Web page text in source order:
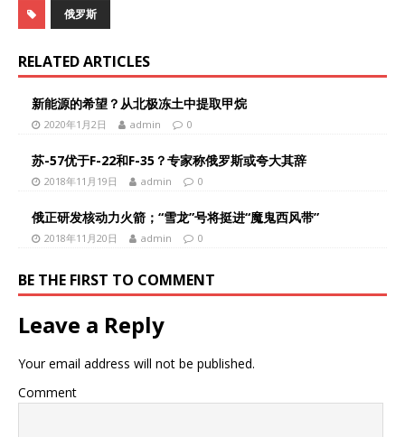
俄罗斯
RELATED ARTICLES
新能源的希望？从北极冻土中提取甲烷
2020年1月2日 admin 0
苏-57优于F-22和F-35？专家称俄罗斯或夸大其辞
2018年11月19日 admin 0
俄正研发核动力火箭；“雪龙”号将挺进“魔鬼西风带”
2018年11月20日 admin 0
BE THE FIRST TO COMMENT
Leave a Reply
Your email address will not be published.
Comment